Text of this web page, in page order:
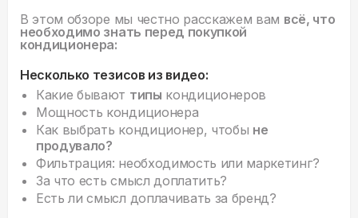
В этом обзоре мы честно расскажем вам всё, что
необходимо знать перед покупкой
кондиционера:
Несколько тезисов из видео:
Какие бывают типы кондиционеров
Мощность кондиционера
Как выбрать кондиционер, чтобы не
продувало?
Фильтрация: необходимость или маркетинг?
За что есть смысл доплатить?
Есть ли смысл доплачивать за бренд?